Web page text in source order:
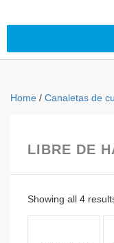
Home / Canaletas de
LIBRE DE
Showing all 4